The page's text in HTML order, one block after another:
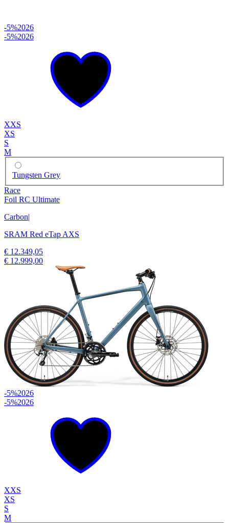
-5%2026
-5%2026
XXS
XS
S
M
Tungsten Grey
Race
Foil RC Ultimate
Carbon|
SRAM Red eTap AXS
€ 12.349,05
€ 12.999,00
-5%2026
-5%2026
XXS
XS
S
M